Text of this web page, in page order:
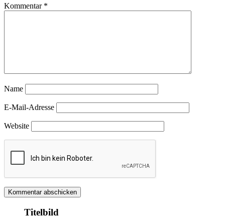
Kommentar *
Name
E-Mail-Adresse
Website
Titelbild